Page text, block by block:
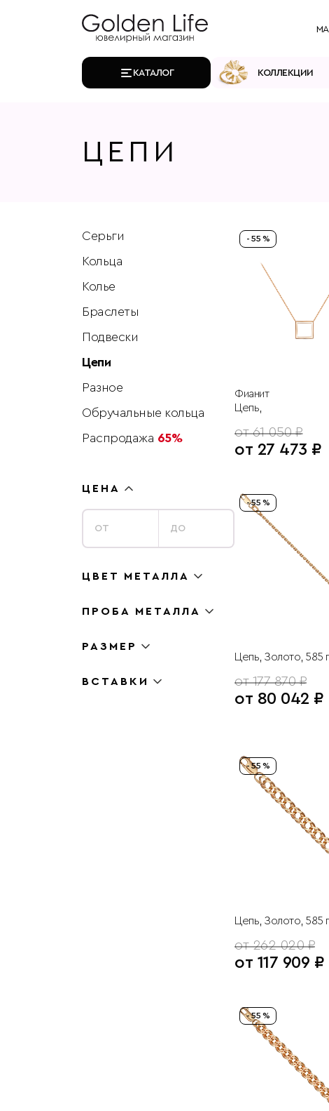
КАТАЛОГ КОЛЛЕКЦИИ
ЦЕПИ
Серьги
Кольца
Колье
Браслеты
Подвески
Цепи
Разное
Обручальные кольца
Распродажа 65%
ЦЕНА
ЦВЕТ МЕТАЛЛА
ПРОБА МЕТАЛЛА
РАЗМЕР
ВСТАВКИ
- 55 %
Фианит
Цепь,
от 61 050 ₽
от 27 473 ₽
- 55 %
Цепь, Золото, 585
от 177 870 ₽
от 80 042 ₽
- 55 %
Цепь, Золото, 585
от 262 020 ₽
от 117 909 ₽
- 55 %